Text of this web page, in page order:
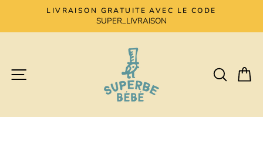
content
Pause
LIVRAISON GRATUITE AVEC LE CODE
SUPER_LIVRAISON
Search